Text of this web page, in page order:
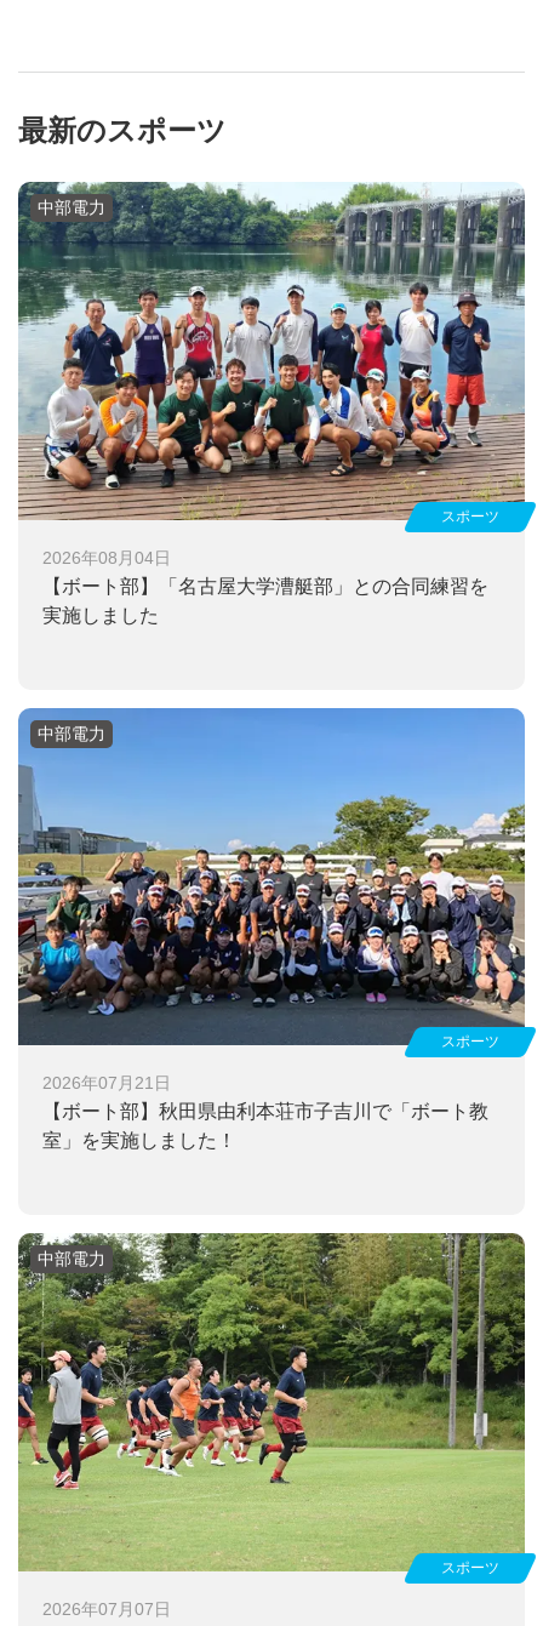
最新のスポーツ
2026年08月04日
【ボート部】
「名古屋大学漕艇部」との合同練習を
実施しました
スポーツ
中部電力
2026年07月21日
【ボート部】 秋田県由利本荘市子吉川で「ボート教
室」を実施しました！
スポーツ
中部電力
2026年07月07日
スポーツ
中部電力